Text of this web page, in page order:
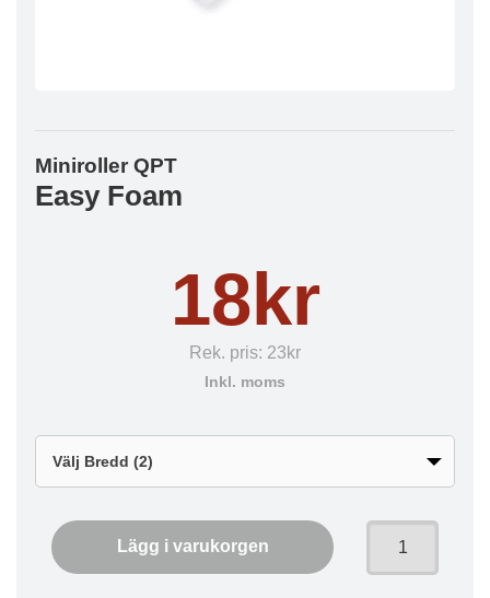
Miniroller QPT
Easy Foam
18kr
Rek. pris: 23kr
Inkl. moms
Lägg i varukorgen